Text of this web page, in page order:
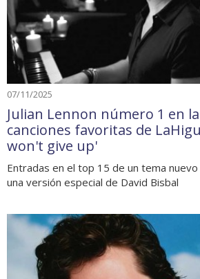
07/11/2025
Julian Lennon número 1 en
canciones favoritas de
won't give up'
Entradas en el top 15 de un tema
una versión especial de David Bisbal